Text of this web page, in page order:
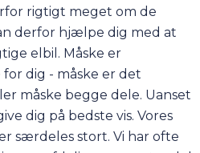
rigtigt meget om de
derfor hjælpe dig med at
elbil. Måske er
dig - måske er det
måske begge dele. Uanset
dig på bedste vis. Vores
særdeles stort. Vi har ofte